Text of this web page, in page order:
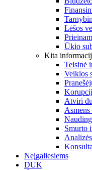
Lėšos
Ūkio
Kita
Teisinė
Veiklos
Atviri
Asmens
Smurto
Analizės
Neįgaliesiems
DUK